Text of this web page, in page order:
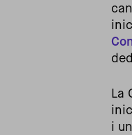
La
i